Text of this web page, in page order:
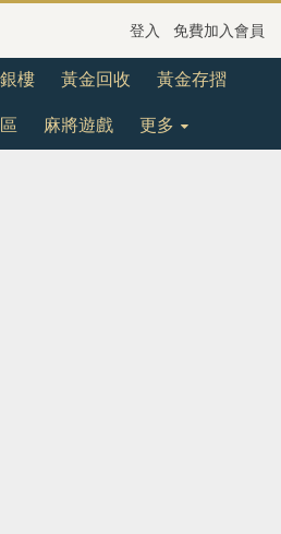
登入 免費加入會員
銀樓 黃金回收 黃金存摺
麻將遊戲 更多